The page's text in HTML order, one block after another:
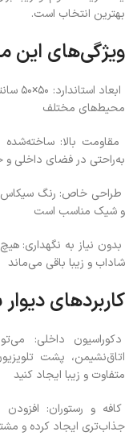
بهترین انتخاب است.
ویژگی‌های
محیط‌های مختلف
به‌راحتی در فضای داخلی و
طراحی خاص: رنگ سیکاس
و شیک مناسب است
بدون نیاز به نگهداری:
شاداب و زیبا باقی می‌ماند
کاربردهای
دکوراسیون داخلی:
اتاق‌نشیمن، پشت
متفاوت و زیبا ایجاد کنید
کافه و رستوران:
جذاب‌تری ایجاد کرده و